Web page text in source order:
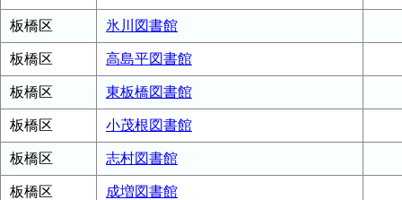
板橋区 氷川図書館
板橋区 高島平図書館
板橋区 東板橋図書館
板橋区 小茂根図書館
板橋区 志村図書館
板橋区 成増図書館